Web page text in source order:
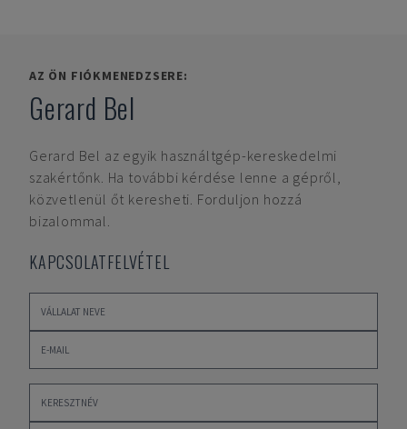
AZ ÖN FIÓKMENEDZSERE:
Gerard Bel
Gerard Bel az egyik használtgép-kereskedelmi
szakértőnk. Ha további kérdése lenne a gépről,
közvetlenül őt keresheti. Forduljon hozzá
bizalommal.
KAPCSOLATFELVÉTEL